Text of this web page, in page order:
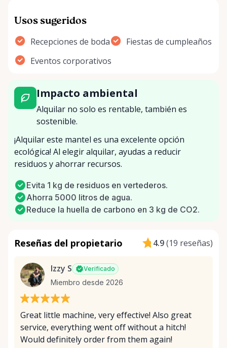
Usos sugeridos
Recepciones de boda
Fiestas de cumpleaños
Eventos corporativos
Impacto ambiental
Alquilar no solo es rentable, también es
sostenible.
¡Alquilar este mantel es una excelente opción
ecológica! Al elegir alquilar, ayudas a reducir
residuos y ahorrar recursos.
Evita 1 kg de residuos en vertederos.
Ahorra 5000 litros de agua.
Reduce la huella de carbono en 3 kg de CO2.
Reseñas del propietario 4.9(19 reseñas)
Izzy S Verificado
Miembro desde 2026
Great little machine, very effective! Also great
service, everything went off without a hitch!
Would definitely order from them again!